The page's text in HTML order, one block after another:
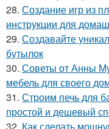
28. Создание игр из
инструкции для
29. Создавайте
бутылок
30. Советы от Анны
мебель для своего
31. Строим печь для
простой и дешевый